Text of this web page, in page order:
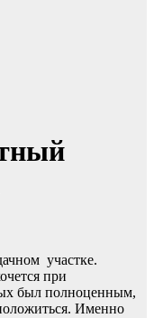
участке.
при
был полноценным,
Именно